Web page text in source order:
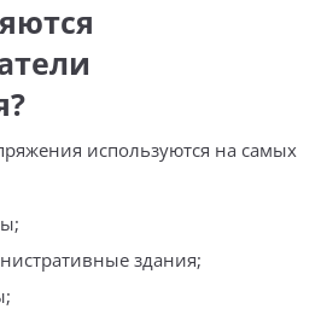
используются на самых
здания;